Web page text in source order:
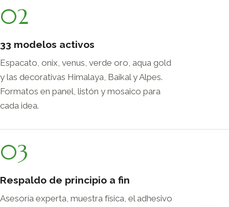
02
33 modelos activos
Espacato, onix, venus, verde oro, aqua gold
y las decorativas Himalaya, Baikal y Alpes.
Formatos en panel, listón y mosaico para
cada idea.
03
Respaldo de principio a fin
Asesoría experta, muestra física, el adhesivo